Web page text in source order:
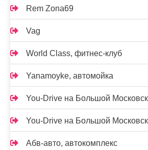
Rem Zona69
Vag
World Class, фитнес-клуб
Yanamoyke, автомойка
You-Drive на Большой
You-Drive на Большой
Абв-авто, автокомплекс